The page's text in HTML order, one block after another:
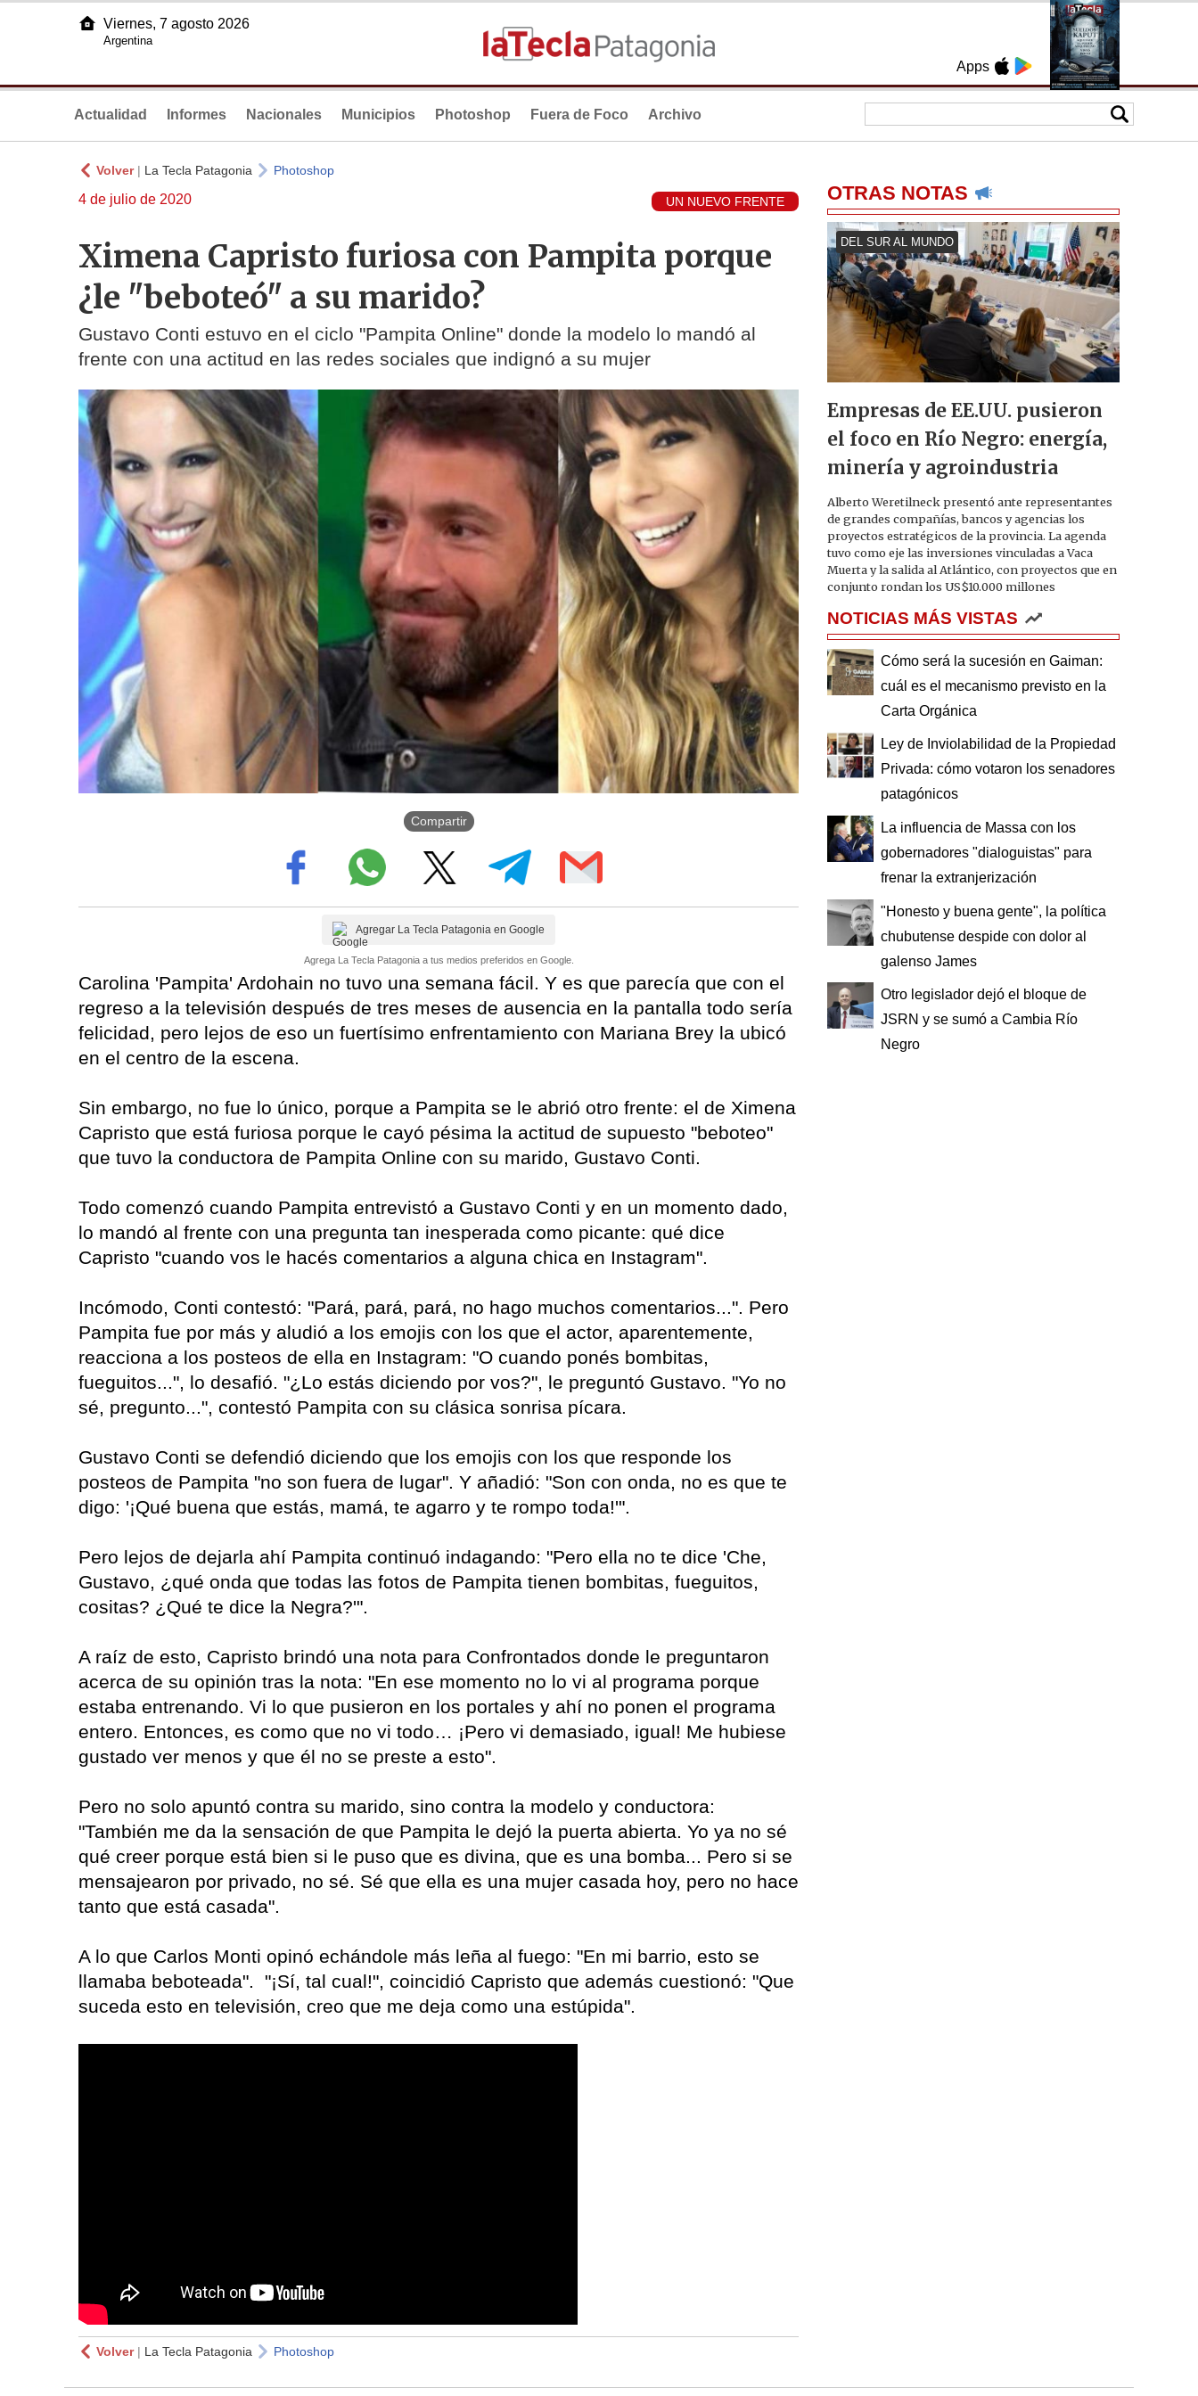
Apps
Viernes, 7 agosto 2026
Argentina
Actualidad Informes Nacionales Municipios Photoshop Fuera de Foco Archivo
Volver| La Tecla Patagonia Photoshop
4 de julio de 2020 UN NUEVO FRENTE
Ximena Capristo furiosa con Pampita porque
¿le "beboteó" a su marido?
Gustavo Conti estuvo en el ciclo "Pampita Online" donde la modelo lo mandó al
frente con una actitud en las redes sociales que indignó a su mujer
Compartir
Agregar La Tecla Patagonia en Google
Agrega La Tecla Patagonia a tus medios preferidos en Google.
Carolina 'Pampita' Ardohain no tuvo una semana fácil. Y es que parecía que con el
regreso a la televisión después de tres meses de ausencia en la pantalla todo sería
felicidad, pero lejos de eso un fuertísimo enfrentamiento con Mariana Brey la ubicó
en el centro de la escena.
Sin embargo, no fue lo único, porque a Pampita se le abrió otro frente: el de Ximena
Capristo que está furiosa porque le cayó pésima la actitud de supuesto "beboteo"
que tuvo la conductora de Pampita Online con su marido, Gustavo Conti.
Todo comenzó cuando Pampita entrevistó a Gustavo Conti y en un momento dado,
lo mandó al frente con una pregunta tan inesperada como picante: qué dice
Capristo "cuando vos le hacés comentarios a alguna chica en Instagram".
Incómodo, Conti contestó: "Pará, pará, pará, no hago muchos comentarios...". Pero
Pampita fue por más y aludió a los emojis con los que el actor, aparentemente,
reacciona a los posteos de ella en Instagram: "O cuando ponés bombitas,
fueguitos...", lo desafió. "¿Lo estás diciendo por vos?", le preguntó Gustavo. "Yo no
sé, pregunto...", contestó Pampita con su clásica sonrisa pícara.
Gustavo Conti se defendió diciendo que los emojis con los que responde los
posteos de Pampita "no son fuera de lugar". Y añadió: "Son con onda, no es que te
digo: '¡Qué buena que estás, mamá, te agarro y te rompo toda!'".
Pero lejos de dejarla ahí Pampita continuó indagando: "Pero ella no te dice 'Che,
Gustavo, ¿qué onda que todas las fotos de Pampita tienen bombitas, fueguitos,
cositas? ¿Qué te dice la Negra?'".
A raíz de esto, Capristo brindó una nota para Confrontados donde le preguntaron
acerca de su opinión tras la nota: "En ese momento no lo vi al programa porque
estaba entrenando. Vi lo que pusieron en los portales y ahí no ponen el programa
entero. Entonces, es como que no vi todo… ¡Pero vi demasiado, igual! Me hubiese
gustado ver menos y que él no se preste a esto".
Pero no solo apuntó contra su marido, sino contra la modelo y conductora:
"También me da la sensación de que Pampita le dejó la puerta abierta. Yo ya no sé
qué creer porque está bien si le puso que es divina, que es una bomba... Pero si se
mensajearon por privado, no sé. Sé que ella es una mujer casada hoy, pero no hace
tanto que está casada".
A lo que Carlos Monti opinó echándole más leña al fuego: "En mi barrio, esto se
llamaba beboteada". "¡Sí, tal cual!", coincidió Capristo que además cuestionó: "Que
suceda esto en televisión, creo que me deja como una estúpida".
Volver| La Tecla Patagonia Photoshop
OTRAS NOTAS
DEL SUR AL MUNDO
Empresas de EE.UU. pusieron
el foco en Río Negro: energía,
minería y agroindustria
Alberto Weretilneck presentó ante representantes
de grandes compañías, bancos y agencias los
proyectos estratégicos de la provincia. La agenda
tuvo como eje las inversiones vinculadas a Vaca
Muerta y la salida al Atlántico, con proyectos que en
conjunto rondan los US$10.000 millones
NOTICIAS MÁS VISTAS
Cómo será la sucesión en Gaiman:
cuál es el mecanismo previsto en la
Carta Orgánica
Ley de Inviolabilidad de la Propiedad
Privada: cómo votaron los senadores
patagónicos
La influencia de Massa con los
gobernadores "dialoguistas" para
frenar la extranjerización
"Honesto y buena gente", la política
chubutense despide con dolor al
galenso James
Otro legislador dejó el bloque de
JSRN y se sumó a Cambia Río
Negro